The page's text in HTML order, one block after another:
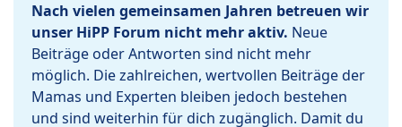
Nach vielen gemeinsamen Jahren betreuen wir
unser HiPP Forum nicht mehr aktiv. Neue
Beiträge oder Antworten sind nicht mehr
möglich. Die zahlreichen, wertvollen Beiträge der
Mamas und Experten bleiben jedoch bestehen
und sind weiterhin für dich zugänglich. Damit du